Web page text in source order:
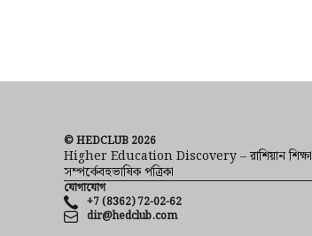
© HEDCLUB 2026
Higher Education Discovery – রাশিয়ান শিক্ষা
সম্পর্কেবহুভাষিক পত্রিকা
যোগাযোগ
+7 (8362) 72-02-62
dir@hedclub.com